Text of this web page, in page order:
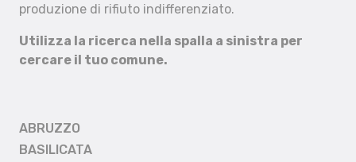
produzione di rifiuto indifferenziato.
Utilizza la ricerca nella spalla a sinistra per
cercare il tuo comune.
ABRUZZO
BASILICATA